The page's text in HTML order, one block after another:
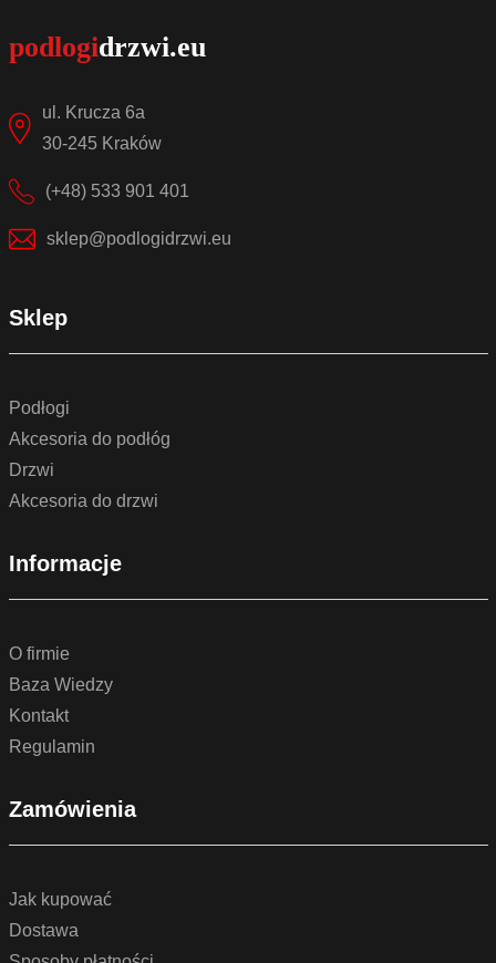
ul. Krucza 6a
30-245 Kraków
(+48) 533 901 401
sklep@podlogidrzwi.eu
Sklep
Podłogi
Akcesoria do podłóg
Drzwi
Akcesoria do drzwi
Informacje
O firmie
Baza Wiedzy
Kontakt
Regulamin
Zamówienia
Jak kupować
Dostawa